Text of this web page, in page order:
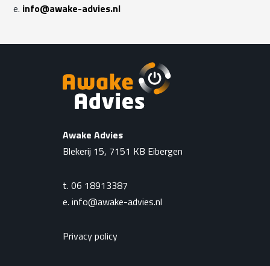
e. info@awake-advies.nl
Awake Advies
Blekerij 15, 7151 KB Eibergen
t. 06 18913387
e. info@awake-advies.nl
Privacy policy